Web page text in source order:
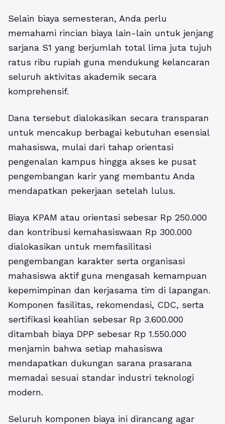
Selain biaya semesteran, Anda perlu
memahami rincian biaya lain-lain untuk jenjang
sarjana S1 yang berjumlah total lima juta tujuh
ratus ribu rupiah guna mendukung kelancaran
seluruh aktivitas akademik secara
komprehensif.
Dana tersebut dialokasikan secara transparan
untuk mencakup berbagai kebutuhan esensial
mahasiswa, mulai dari tahap orientasi
pengenalan kampus hingga akses ke pusat
pengembangan karir yang membantu Anda
mendapatkan pekerjaan setelah lulus.
Biaya KPAM atau orientasi sebesar Rp 250.000
dan kontribusi kemahasiswaan Rp 300.000
dialokasikan untuk memfasilitasi
pengembangan karakter serta organisasi
mahasiswa aktif guna mengasah kemampuan
kepemimpinan dan kerjasama tim di lapangan.
Komponen fasilitas, rekomendasi, CDC, serta
sertifikasi keahlian sebesar Rp 3.600.000
ditambah biaya DPP sebesar Rp 1.550.000
menjamin bahwa setiap mahasiswa
mendapatkan dukungan sarana prasarana
memadai sesuai standar industri teknologi
modern.
Seluruh komponen biaya ini dirancang agar